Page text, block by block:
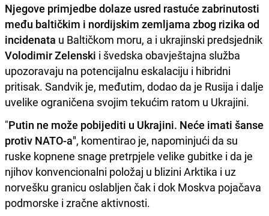
Njegove primjedbe dolaze usred rastuće zabrinutosti
među baltičkim i nordijskim zemljama zbog rizika od
incidenata u Baltičkom moru, a i ukrajinski predsjednik
Volodimir Zelenski i švedska obavještajna služba
upozoravaju na potencijalnu eskalaciju i hibridni
pritisak. Sandvik je, međutim, dodao da je Rusija i dalje
uvelike ograničena svojim tekućim ratom u Ukrajini.
"Putin ne može pobijediti u Ukrajini. Neće imati šanse
protiv NATO-a", komentirao je, napominjući da su
ruske kopnene snage pretrpjele velike gubitke i da je
njihov konvencionalni položaj u blizini Arktika i uz
norvešku granicu oslabljen čak i dok Moskva pojačava
podmorske i zračne aktivnosti.